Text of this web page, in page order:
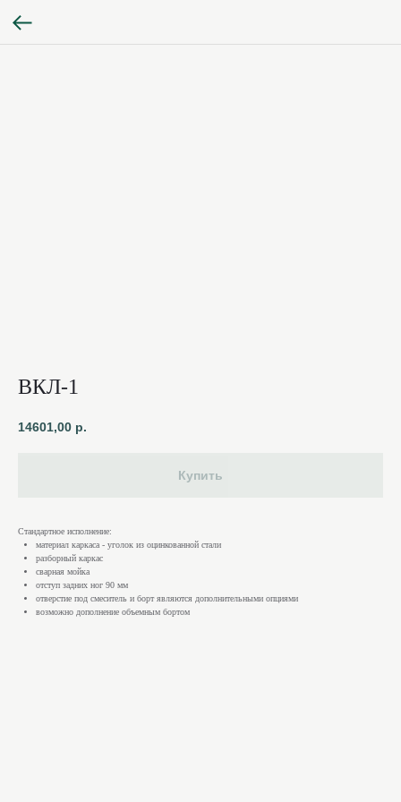
ВКЛ-1
14601,00 р.
Купить
Стандартное исполнение:
материал каркаса - уголок из оцинкованной стали
разборный каркас
сварная мойка
отступ задних ног 90 мм
отверстие под смеситель и борт являются дополнительными опциями
возможно дополнение объемным бортом